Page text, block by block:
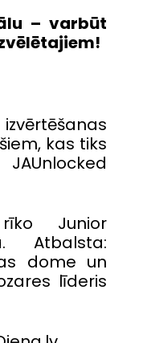
– varbūt
kas tiks
Junior
Atbalsta:
dome un
līderis